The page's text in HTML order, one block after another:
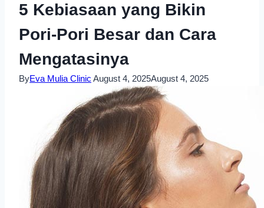
5 Kebiasaan yang Bikin
Pori-Pori Besar dan Cara
Mengatasinya
ByEva Mulia Clinic August 4, 2025August 4, 2025